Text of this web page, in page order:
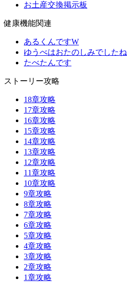
お土産交換掲示板
健康機能関連
あるくんですW
ゆうべはおたのしみでしたね
たべたんです
ストーリー攻略
18章攻略
17章攻略
16章攻略
15章攻略
14章攻略
13章攻略
12章攻略
11章攻略
10章攻略
9章攻略
8章攻略
7章攻略
6章攻略
5章攻略
4章攻略
3章攻略
2章攻略
1章攻略